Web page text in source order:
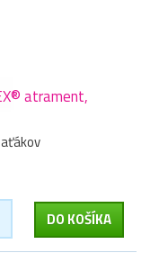
atrament,
DO KOŠÍKA